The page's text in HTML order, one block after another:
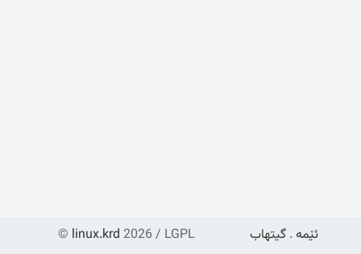
© linux.krd 2026 / LGPL ئێمە . گیتهاب